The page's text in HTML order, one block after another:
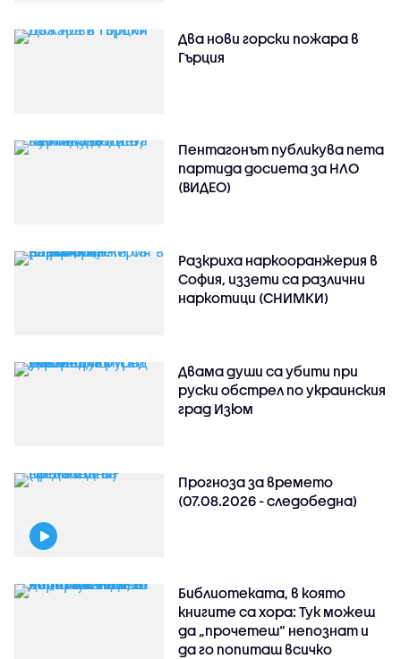
Два нови горски пожара в
Гърция
Пентагонът публикува пета
партида досиета за НЛО
(ВИДЕО)
Разкриха наркооранжерия в
София, иззети са различни
наркотици (СНИМКИ)
Двама души са убити при
руски обстрeл по украинския
град Изюм
Прогноза за времето
(07.08.2026 - следобедна)
Библиотеката, в която
книгите са хора: Тук можеш
да „прочетеш“ непознат и
да го попиташ всичко